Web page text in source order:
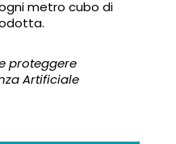
metro cubo di
proteggere
Artificiale